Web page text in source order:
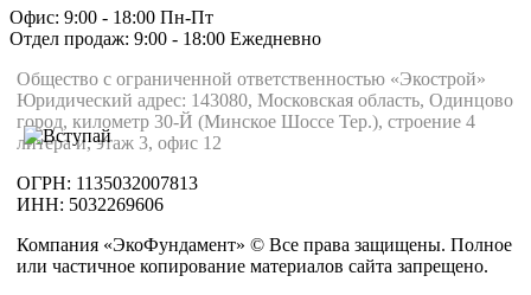
Офис: 9:00 - 18:00 Пн-Пт
Отдел продаж: 9:00 - 18:00 Ежедневно
Общество с ограниченной ответственностью «Экострой»
Юридический адрес: 143080, Московская область, Одинцово
город, километр 30-Й (Минское Шоссе Тер.), строение 4
литера и, этаж 3, офис 12
ОГРН: 1135032007813
ИНН: 5032269606
Компания «ЭкоФундамент» © Все права защищены. Полное
или частичное копирование материалов сайта запрещено.